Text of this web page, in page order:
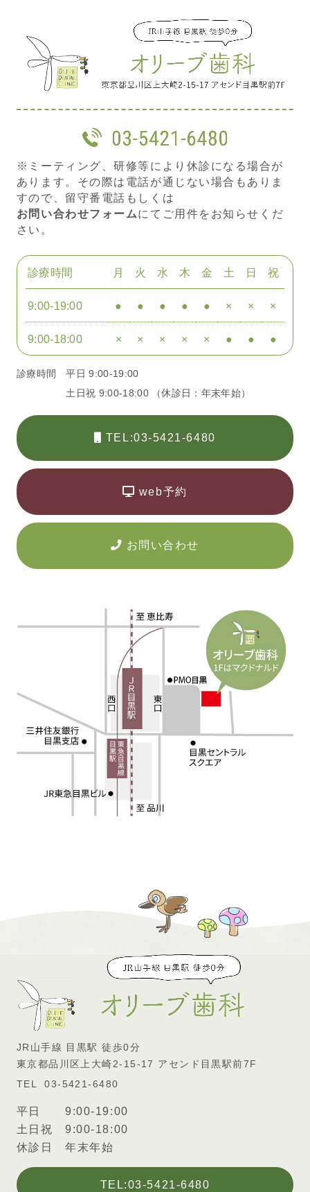
※ミーティング、研修等により休診になる場合が
あります。その際は電話が通じない場合もありま
すので、留守番電話もしくは
お問い合わせフォームにてご用件をお知らせくだ
さい。
診療時間 月 火 水 木 金 土 日 祝
9:00-19:00 ● ● ● ● ● × × ×
9:00-18:00 × × × × × ● ● ●
診療時間
平日 9:00-19:00
土日祝 9:00-18:00 （休診日：年末年始）
TEL:03-5421-6480
web予約
お問い合わせ
JR山手線 目黒駅 徒歩0分
東京都品川区上大崎2-15-17 アセンド目黒駅前7F
03-5421-6480
平日 9:00-19:00
土日祝 9:00-18:00
休診日 年末年始
TEL:03-5421-6480